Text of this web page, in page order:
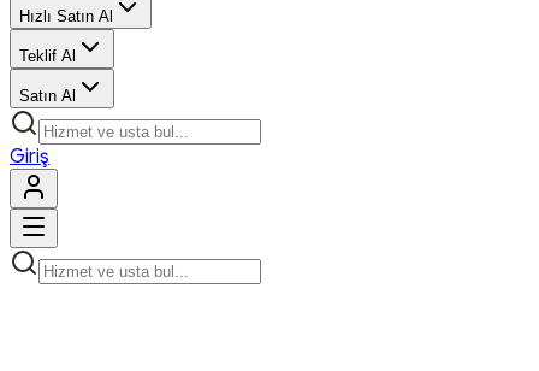
Hızlı Satın Al
Teklif Al
Satın Al
Giriş